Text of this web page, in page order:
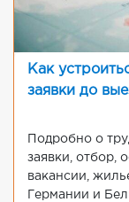
Как
заявки до
Подробно о
заявки, отбор,
вакансии,
Германии и